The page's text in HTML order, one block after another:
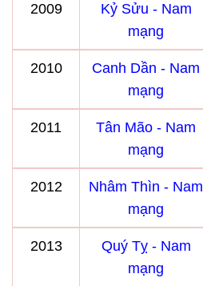
2009
Kỷ Sửu - Nam
mạng
2010
Canh Dần - Nam
mạng
2011
Tân Mão - Nam
mạng
2012
Nhâm Thìn - Nam
mạng
2013
Quý Tỵ - Nam
mạng